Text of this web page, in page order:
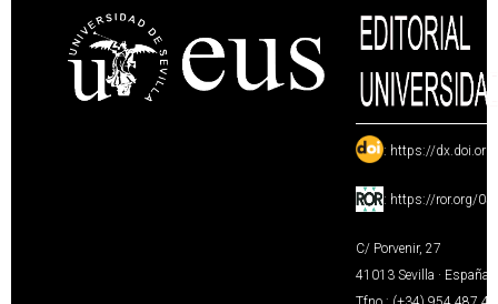
: https://
: https://ror.org/
C/ Porvenir, 27
41013 Sevilla · España